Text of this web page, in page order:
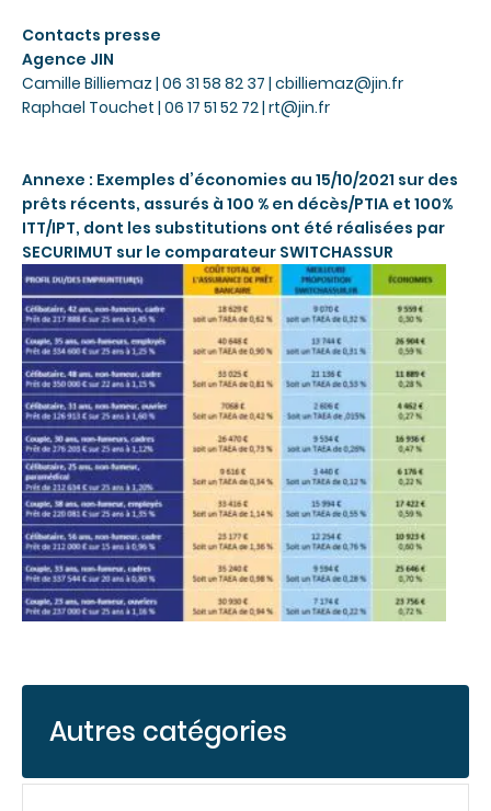
Contacts presse
Agence JIN
Camille Billiemaz | 06 31 58 82 37 | cbilliemaz@jin.fr
Raphael Touchet | 06 17 51 52 72 | rt@jin.fr
Annexe : Exemples d’économies au 15/10/2021 sur des
prêts récents, assurés à 100 % en décès/PTIA et 100%
ITT/IPT, dont les substitutions ont été réalisées par
SECURIMUT sur le comparateur SWITCHASSUR
Autres catégories